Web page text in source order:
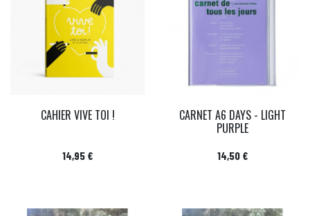
CAHIER VIVE TOI !
Prix
14,95 €
CARNET A6 DAYS - LIGHT
PURPLE
Prix
14,50 €